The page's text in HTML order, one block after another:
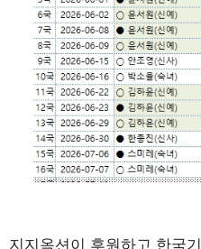
지지옥션이 후원하고 한국